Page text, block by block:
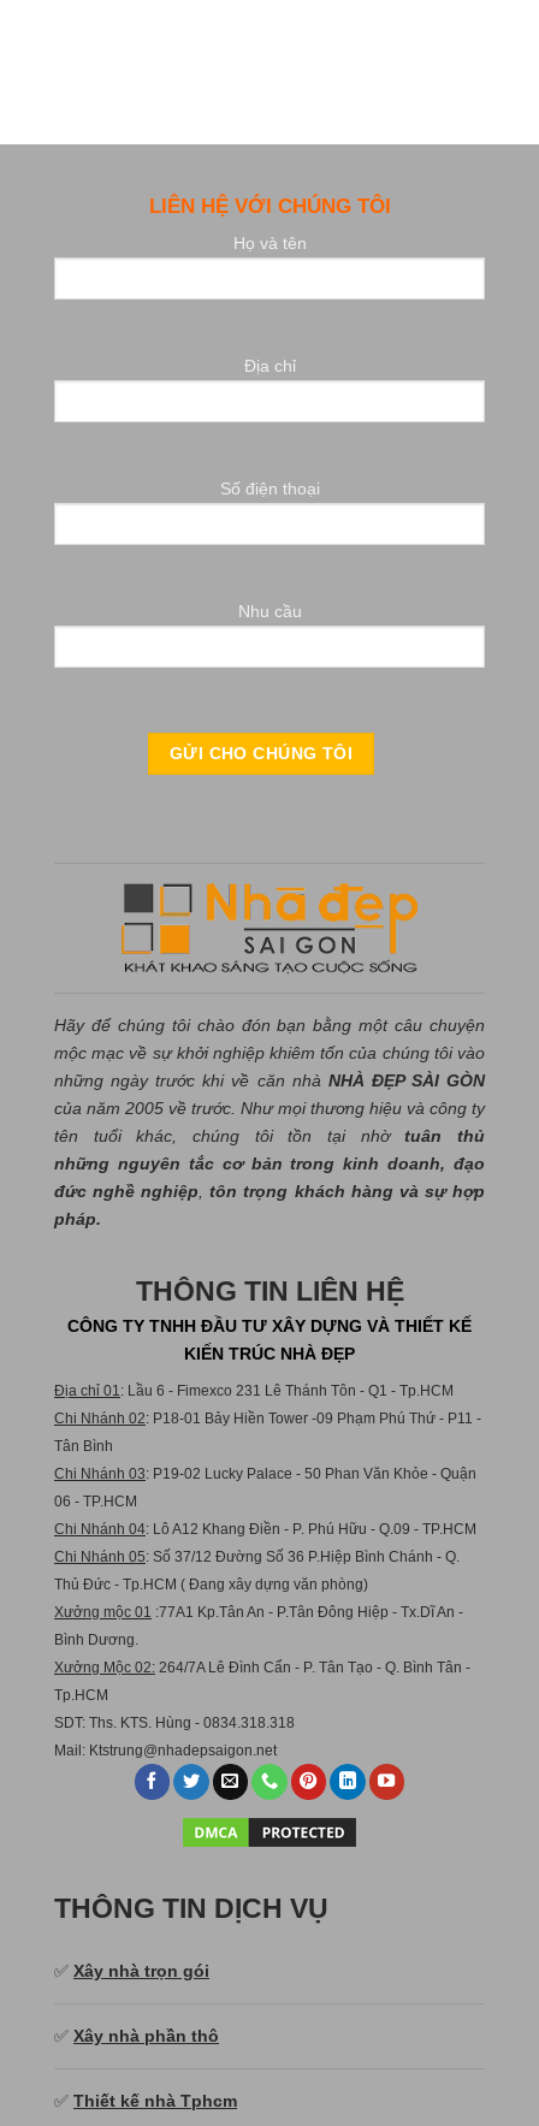
LIÊN HỆ VỚI CHÚNG TÔI
Họ và tên
Địa chỉ
Số điện thoại
Nhu cầu
Hãy để chúng tôi chào đón bạn bằng một câu chuyện
mộc mạc về sự khởi nghiệp khiêm tốn của chúng tôi vào
những ngày trước khi về căn nhà NHÀ ĐẸP SÀI GÒN
của năm 2005 về trước. Như mọi thương hiệu và công ty
tên tuổi khác, chúng tôi tồn tại nhờtuân thủ
những nguyên tắc cơ bản trong kinh doanh, đạo
đức nghề nghiệp ,tôn trọng khách hàng và sự hợp
pháp.
THÔNG TIN LIÊN HỆ
CÔNG TY TNHH ĐẦU TƯ XÂY DỰNG VÀ THIẾT KẾ
KIẾN TRÚC NHÀ ĐẸP
Địa chỉ 01 : Lầu 6 - Fimexco 231 Lê Thánh Tôn - Q1 - Tp.HCM
Chi Nhánh 02: P18-01 Bảy Hiền Tower -09 Phạm Phú Thứ - P11 -
Tân Bình
Chi Nhánh 03: P19-02 Lucky Palace - 50 Phan Văn Khỏe - Quận
06 - TP.HCM
Chi Nhánh 04: Lô A12 Khang Điền - P. Phú Hữu - Q.09 - TP.HCM
Chi Nhánh 05: Số 37/12 Đường Số 36 P.Hiệp Bình Chánh - Q.
Thủ Đức - Tp.HCM ( Đang xây dựng văn phòng)
Xưởng mộc 01
:77A1 Kp.Tân An - P.Tân Đông Hiệp - Tx.Dĩ An -
Bình Dương.
Xưởng Mộc 02: 264/7A Lê Đình Cẩn - P. Tân Tạo - Q. Bình Tân -
Tp.HCM
SDT: Ths. KTS. Hùng - 0834.318.318
Mail: Ktstrung@nhadepsaigon.net
THÔNG TIN DỊCH VỤ
✅ Xây nhà trọn gói
✅ Xây nhà phần thô
✅ Thiết kế nhà Tphcm